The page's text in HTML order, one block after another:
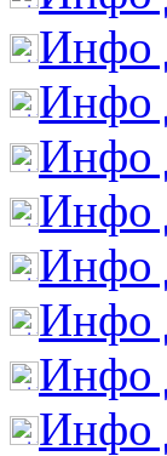
Инфо
Инфо
Инфо
Инфо
Инфо
Инфо
Инфо
Инфо